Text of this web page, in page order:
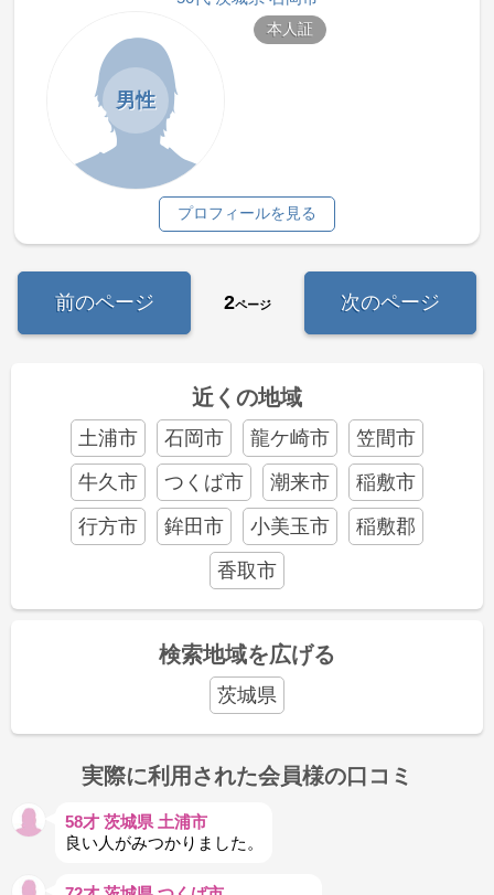
男性
本人証
プロフィールを見る
前のページ 2ページ 次のページ
近くの地域
土浦市 石岡市 龍ケ崎市
笠間市
牛久市
つくば市 潮来市
稲敷市
行方市
鉾田市 小美玉市
稲敷郡
香取市
検索地域を広げる
茨城県
実際に利用された会員様の口コミ
58才 茨城県 土浦市
良い人がみつかりました。